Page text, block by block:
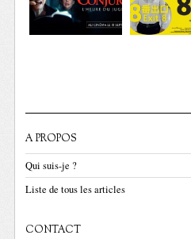
A PROPOS
Qui suis-je ?
Liste de tous les articles
CONTACT